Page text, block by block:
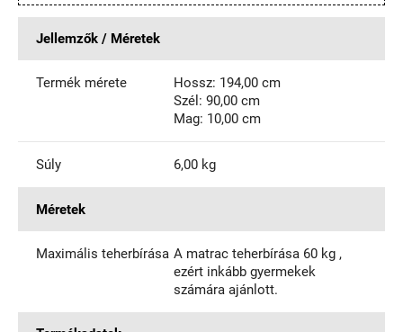
Jellemzők / Méretek
Termék mérete
Hossz: 194,00 cm
Szél: 90,00 cm
Mag: 10,00 cm
Súly 6,00 kg
Méretek
Maximális teherbírása A matrac teherbírása 60 kg ,
ezért inkább gyermekek
számára ajánlott.